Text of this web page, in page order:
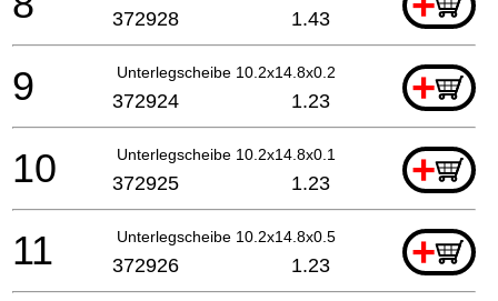
372928 1.43
Unterlegscheibe 10.2x14.8x0.2 +
9 372924 1.23
Unterlegscheibe 10.2x14.8x0.1 +
10 372925 1.23
Unterlegscheibe 10.2x14.8x0.5 +
11 372926 1.23